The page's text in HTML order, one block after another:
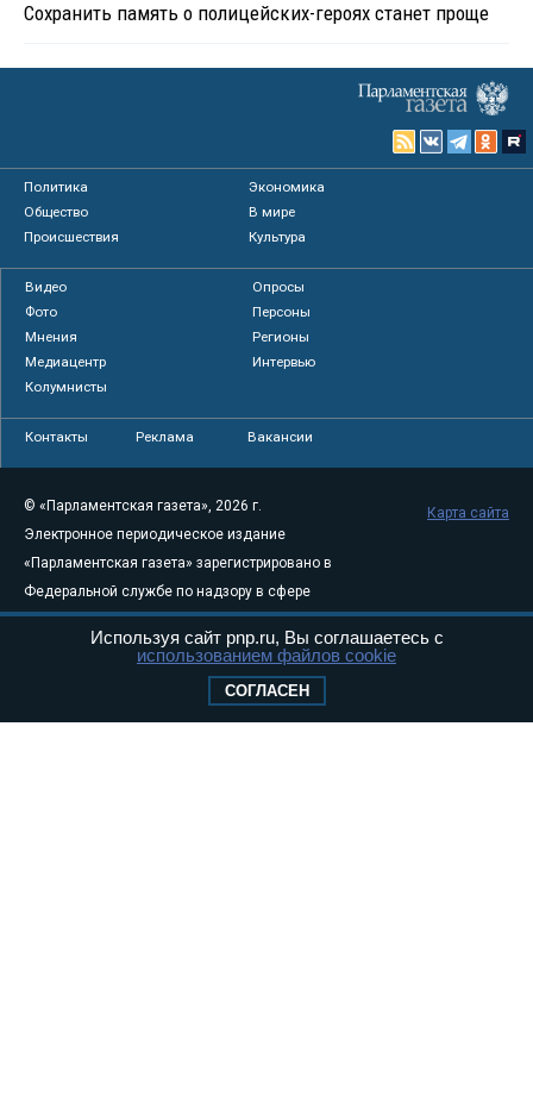
Сохранить память о полицейских-героях станет проще
Политика
Экономика
Общество
В мире
Происшествия
Культура
Видео
Опросы
Фото
Персоны
Мнения
Регионы
Медиацентр
Интервью
Колумнисты
Контакты Реклама Вакансии
© «Парламентская газета», 2026 г.
Электронное периодическое издание
«Парламентская газета» зарегистрировано в
Федеральной службе по надзору в сфере
связи, информационных технологий и
массовых коммуникаций (Роскомнадзор) 05
Свидетельство о регистрации Эл № ФС77-
Карта сайта
Используя сайт pnp.ru, Вы соглашаетесь с
использованием файлов cookie
СОГЛАСЕН